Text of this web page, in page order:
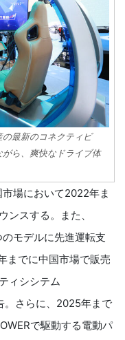
最新のコネクティビ
ら、爽快なドライブ体
場において2022年ま
ンスする。また、
モデルに先進運転支
までに中国市場で販売
ィシシテム
。さらに、2025年まで
で駆動する電動パ